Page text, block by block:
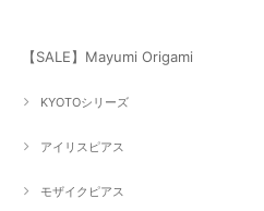
【SALE】Mayumi Origami
KYOTOシリーズ
アイリスピアス
モザイクピアス